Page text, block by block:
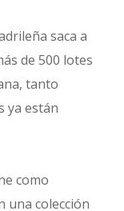
saca a
de 500 lotes
tanto
ya están
como
una colección